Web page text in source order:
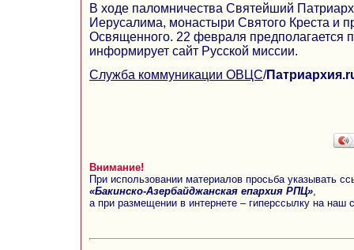
В ходе паломничества Святейший
Иерусалима, монастыри Святого Креста и
Освященного. 22 февраля предполагается
информирует сайт Русской миссии.
Служба коммуникации ОВЦС/
Внимание!
При использовании материалов просьба указывать
«Бакинско-Азербайджанская епархия РПЦ»
а при размещении в интернете – гиперссылку на наш